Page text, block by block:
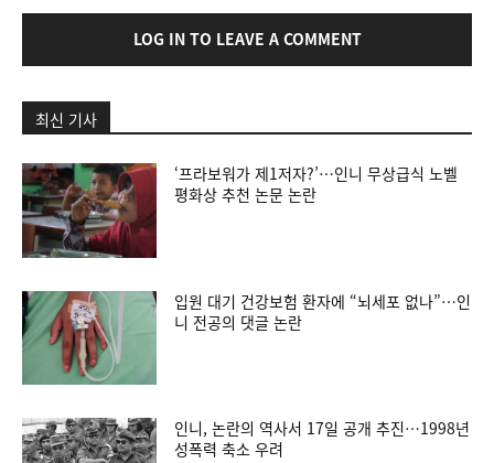
LOG IN TO LEAVE A COMMENT
최신 기사
‘프라보워가 제1저자?’…인니 무상급식 노벨
평화상 추천 논문 논란
입원 대기 건강보험 환자에 “뇌세포 없나”…인
니 전공의 댓글 논란
인니, 논란의 역사서 17일 공개 추진…1998년
성폭력 축소 우려